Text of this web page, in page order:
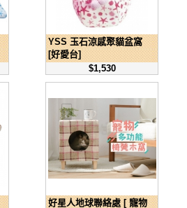
YSS 玉石涼感聚貓盆窩
[好愛台]
$1,530
好星人地球聯絡處 [ 寵物